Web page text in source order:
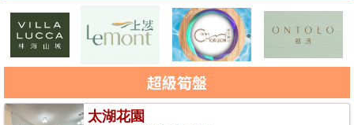
超級筍盤
太湖花園